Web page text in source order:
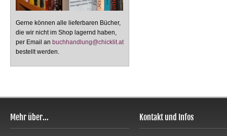
Gerne können alle lieferbaren Bücher,
die wir nicht im Shop lagernd haben,
per Email an buchhandlung@chicklit.at
bestellt werden.
Mehr über... Kontakt und Infos